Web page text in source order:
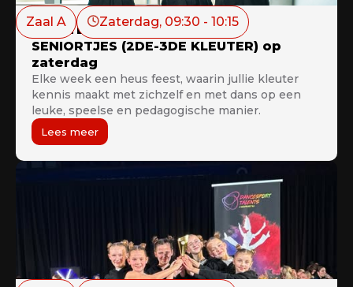
Zaal A Zaterdag, 09:30 - 10:15
KLEUTERDANS: MIDDLETJES &
SENIORTJES (2DE-3DE KLEUTER) op
zaterdag
Elke week een heus feest, waarin jullie kleuter
kennis maakt met zichzelf en met dans op een
leuke, speelse en pedagogische manier.
Lees meer